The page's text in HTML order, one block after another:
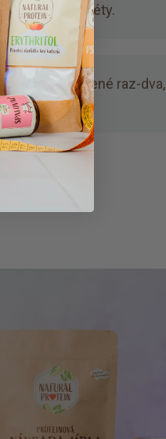
ideálne do diéty.
čas.
Pripravené raz-dva,
alebo vode.